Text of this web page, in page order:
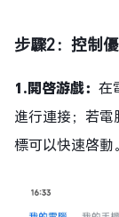
步驟2：控制
1.開啓游戲： 在
進行連接；若
標可以快速啓動。